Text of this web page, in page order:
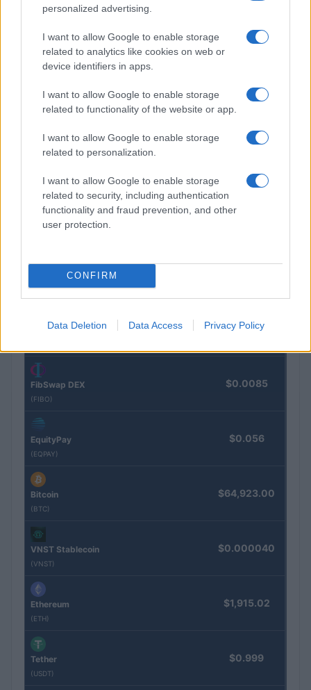
personalized advertising.
I want to allow Google to enable storage
related to analytics like cookies on web or
device identifiers in apps.
I want to allow Google to enable storage
related to functionality of the website or app.
I want to allow Google to enable storage
related to personalization.
I want to allow Google to enable storage
related to security, including authentication
functionality and fraud prevention, and other
user protection.
CONFIRM
Data Deletion Data Access Privacy Policy
Juliette Bernard · 4 Août 2026
COTATIONS CRYPTO
Kinza Babylon Staked BTC
(KBTC)
Stride Staked Injective $16.49
FibSwap DEX
(FIBO)
$0.0085
EquityPay
(EQPAY)
$0.056
Bitcoin
(BTC)
$64,923.00
VNST Stablecoin
(VNST)
$0.000040
Ethereum
(ETH)
$1,915.02
Tether
(USDT)
$0.999